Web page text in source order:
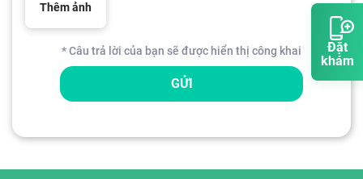
Đặt
khám
Thêm ảnh
* Câu trả lời của bạn sẽ được hiển thị công khai
GỬI